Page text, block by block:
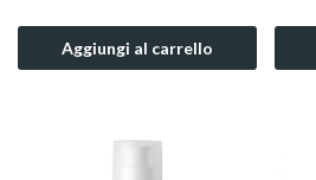
Aggiungi al carrello